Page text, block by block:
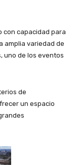
con capacidad para
amplia variedad de
uno de los eventos
de
un espacio